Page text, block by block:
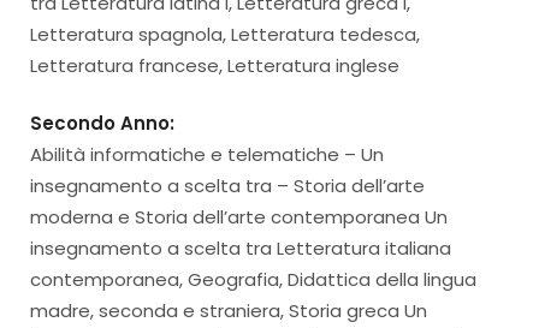
Letteratura spagnola, Letteratura tedesca,
Letteratura francese, Letteratura inglese
Secondo Anno:
Abilità informatiche e telematiche – Un
insegnamento a scelta tra – Storia dell’arte
moderna e Storia dell’arte contemporanea Un
insegnamento a scelta tra Letteratura italiana
contemporanea, Geografia, Didattica della lingua
madre, seconda e straniera, Storia greca Un